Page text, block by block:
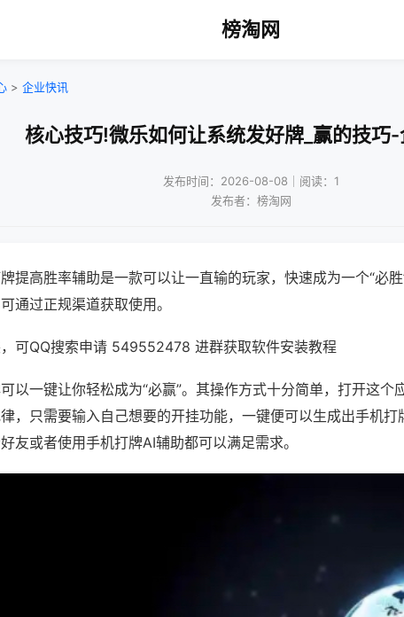
榜淘网
> 企业快讯
核心技巧!微乐如何让系统发好牌_赢的技巧
发布时间：2026-08-08｜阅读：1
发布者：榜淘网
提高胜率辅助是一款可以让一直输的玩家，快速成为一个“必
通过正规渠道获取使用。
可QQ搜索申请 549552478 进群获取软件安装教程
以一键让你轻松成为“必赢”。其操作方式十分简单，打开这个
，只需要输入自己想要的开挂功能，一键便可以生成出手机打
友或者使用手机打牌AI辅助都可以满足需求。